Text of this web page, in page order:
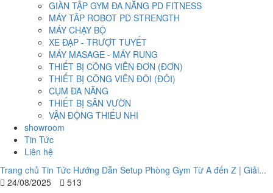
GIÀN TẬP GYM ĐA NĂNG PD FITNESS
MÁY TÂP ROBOT PD STRENGTH
MÁY CHẠY BỘ
XE ĐẠP - TRƯỢT TUYẾT
MÁY MASAGE - MÁY RUNG
THIẾT BỊ CÔNG VIÊN ĐƠN (ĐƠN)
THIẾT BỊ CÔNG VIÊN ĐÔI (ĐÔI)
CỤM ĐA NĂNG
THIẾT BỊ SÂN VƯỜN
VẬN ĐỘNG THIẾU NHI
showroom
Tin Tức
Liên hệ
Trang chủ Tin Tức Hướng Dẫn Setup Phòng Gym Từ A đến Z | Giải...
24/08/2025
513